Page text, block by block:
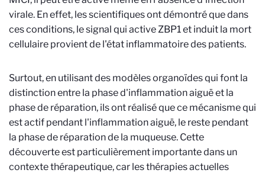
virale. En effet, les scientifiques ont démontré que dans
ces conditions, le signal qui active ZBP1 et induit la mort
cellulaire provient de l'état inflammatoire des patients.
Surtout, en utilisant des modèles organoïdes qui font la
distinction entre la phase d'inflammation aiguë et la
phase de réparation, ils ont réalisé que ce mécanisme qui
est actif pendant l'inflammation aiguë, le reste pendant
la phase de réparation de la muqueuse. Cette
découverte est particulièrement importante dans un
contexte thérapeutique, car les thérapies actuelles